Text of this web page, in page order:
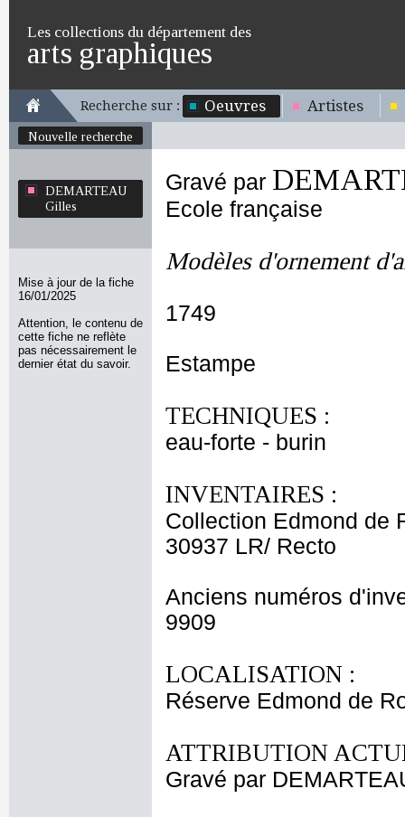
Les collections du département des
arts graphiques
Recherche sur : Oeuvres Artistes
Nouvelle recherche
DEMARTEAU
Gilles
Mise à jour de la fiche
16/01/2025
Attention, le contenu de
cette fiche ne reflète
pas nécessairement le
dernier état du savoir.
Gravé par
Ecole française
Modèles d'ornement
1749
Estampe
TECHNIQUES :
eau-forte - burin
INVENTAIRES :
Collection Edmond de
30937 LR/ Recto
Anciens numéros
9909
LOCALISATION :
Réserve Edmond de
ATTRIBUTION
Gravé par